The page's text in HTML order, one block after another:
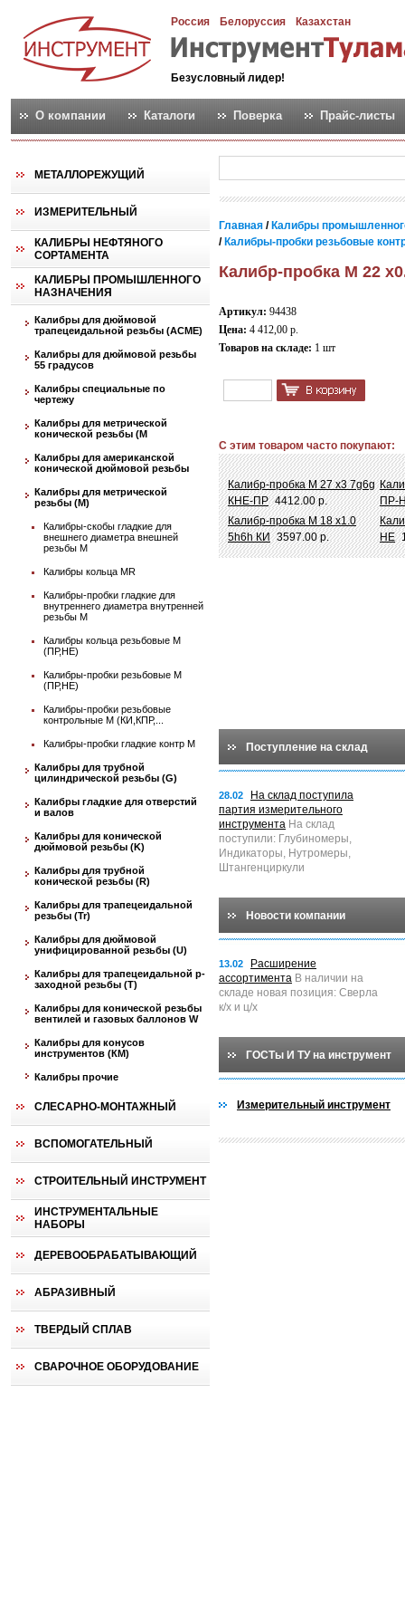
Россия Белоруссия Казахстан
Безусловный лидер!
О компании Каталоги Поверка Прайс-листы
МЕТАЛЛОРЕЖУЩИЙ
ИЗМЕРИТЕЛЬНЫЙ
КАЛИБРЫ НЕФТЯНОГО
СОРТАМЕНТА
КАЛИБРЫ ПРОМЫШЛЕННОГО
НАЗНАЧЕНИЯ
Калибры для дюймовой
трапецеидальной резьбы (АСМЕ)
Калибры для дюймовой резьбы
55 градусов
Калибры специальные по
чертежу
Калибры для метрической
конической резьбы (М
Калибры для американской
конической дюймовой резьбы
Калибры для метрической
резьбы (М)
Калибры-скобы гладкие для
внешнего диаметра внешней
резьбы М
Калибры кольца MR
Калибры-пробки гладкие для
внутреннего диаметра внутренней
резьбы М
Калибры кольца резьбовые М
(ПР,НЕ)
Калибры-пробки резьбовые М
(ПР,НЕ)
Калибры-пробки резьбовые
контрольные М (КИ,КПР,...
Калибры-пробки гладкие контр М
Калибры для трубной
цилиндрической резьбы (G)
Калибры гладкие для отверстий
и валов
Калибры для конической
дюймовой резьбы (K)
Калибры для трубной
конической резьбы (R)
Калибры для трапецеидальной
резьбы (Tr)
Калибры для дюймовой
унифицированной резьбы (U)
Калибры для трапецеидальной p-
заходной резьбы (T)
Калибры для конической резьбы
вентилей и газовых баллонов W
Калибры для конусов
инструментов (КМ)
Калибры прочие
СЛЕСАРНО-МОНТАЖНЫЙ
ВСПОМОГАТЕЛЬНЫЙ
СТРОИТЕЛЬНЫЙ ИНСТРУМЕНТ
ИНСТРУМЕНТАЛЬНЫЕ
НАБОРЫ
ДЕРЕВООБРАБАТЫВАЮЩИЙ
АБРАЗИВНЫЙ
ТВЕРДЫЙ СПЛАВ
СВАРОЧНОЕ ОБОРУДОВАНИЕ
Главная / Калибры
/ Калибры-пробки резьбовые
Калибр-пробка М 22
Артикул: 94438
Цена: 4 412,00 р.
Товаров на складе: 1 шт
С этим товаром часто покупают:
Калибр-пробка М 27 х3 7g6g
КНЕ-ПР 4412.00 р.
ПР-
Калибр-пробка М 18 х1.0
5h6h КИ 3597.00 р.
НЕ
Поступление на склад
28.02
На склад поступила
партия измерительного
инструмента На склад
поступили: Глубиномеры,
Индикаторы, Нутромеры,
Штангенциркули
Новости компании
13.02
Расширение
ассортимента В наличии на
складе новая позиция: Сверла
к/х и ц/х
ГОСТы И ТУ на инструмент
Измерительный инструмент